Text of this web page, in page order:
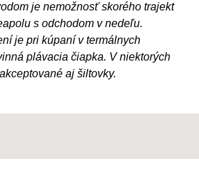
je nemožnosť skorého trajekt
s odchodom v nedeľu.
je pri kúpaní v termálnych
plávacia čiapka. V niektorých
aj šiltovky.